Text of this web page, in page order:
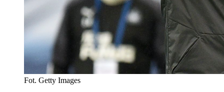
Fot. Getty Images